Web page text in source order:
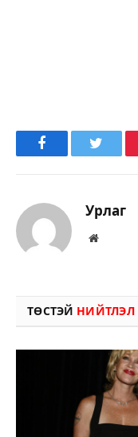
FacebookTwitter
Урлаг
Вэбсайт
ТӨСТЭЙ НИЙТЛЭЛ